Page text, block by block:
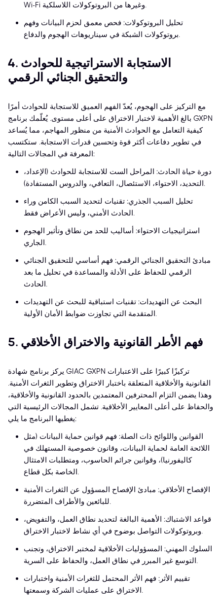
Wi-Fi وغيرها من البروتوكولات اللاسلكية.
تحليل البروتوكولات: فحص معمق لحزم البيانات وفهم
بروتوكولات الشبكة في سيناريوهات الهجوم والدفاع.
4. الاستجابة الاستراتيجية للحوادث
والتحقيق الجنائي الرقمي
مع التركيز على الهجوم، يُعدّ الفهم العميق للاستجابة للحوادث أمرًا
بالغ الأهمية لاختبار الاختراق على أعلى مستوى. يُعلّمك برنامج GXPN
كيفية التعامل مع الحوادث الأمنية من منظور المهاجم، مما يُساعد
في تطوير دفاعات أكثر قوة وتحسين قدرات الاستجابة. ستكتسب
المعرفة في المجالات التالية:
دورة حياة الحادث: المراحل الست للاستجابة للحوادث (الإعداد،
التحديد، الاحتواء، الاستئصال، التعافي، والدروس المستفادة).
تحليل السبب الجذري: تقنيات لتحديد السبب الكامن وراء
الحادث الأمني، وليس الأعراض فقط.
استراتيجيات الاحتواء: أساليب للحد من نطاق وتأثير الهجوم
الجاري.
مبادئ التحقيق الجنائي الرقمي: فهم أساسي للتحقيق الجنائي
الرقمي للحفاظ على الأدلة والمساعدة في تحليل ما بعد
الحادث.
البحث عن التهديدات: تقنيات استباقية للبحث عن التهديدات
المتقدمة التي تجاوزت ضوابط الأمان الأولية.
5. فهم الأطر القانونية والاختراق الأخلاقي
يركز برنامج شهادة GIAC GXPN تركيزًا كبيرًا على الاعتبارات
القانونية والأخلاقية المتعلقة باختبار الاختراق وتطوير الثغرات الأمنية.
وهذا يضمن التزام المحترفين المعتمدين بالحدود القانونية والأخلاقية،
والحفاظ على أعلى المعايير الأخلاقية. تشمل المجالات الرئيسية التي
يغطيها البرنامج ما يلي:
القوانين واللوائح ذات الصلة: فهم قوانين حماية البيانات (مثل
اللائحة العامة لحماية البيانات، وقانون خصوصية المستهلك في
كاليفورنيا)، وقوانين جرائم الحاسوب، ومتطلبات الامتثال
الخاصة بكل قطاع.
الإفصاح الأخلاقي: مبادئ الإفصاح المسؤول عن الثغرات الأمنية
للبائعين والأطراف المتضررة.
قواعد الاشتباك: الأهمية البالغة لتحديد نطاق العمل، والتفويض،
وبروتوكولات التواصل بوضوح في أي نشاط لاختبار الاختراق.
السلوك المهني: المسؤوليات الأخلاقية لمختبر الاختراق، وتجنب
التوسع غير المبرر في نطاق العمل، والحفاظ على السرية.
تقييم الأثر: فهم الأثر المحتمل للثغرات الأمنية واختبارات
الاختراق على عمليات الشركة وسمعتها.